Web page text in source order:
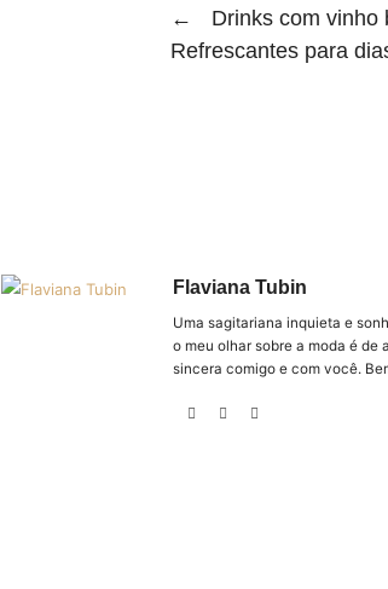
←
Drinks com vinho
Refrescantes para
Flaviana Tubin
Uma sagitariana inquieta e
o meu olhar sobre a moda é de
sincera comigo e com você.